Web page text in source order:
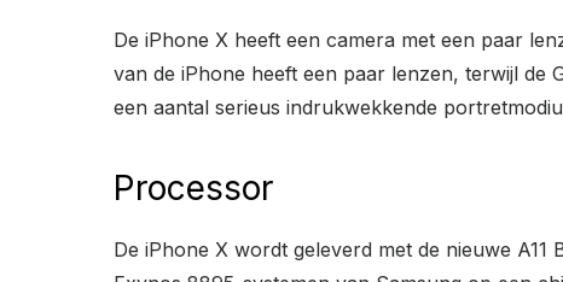
De iPhone X heeft een camera met een paar
van de iPhone heeft een paar lenzen, terwijl de
een aantal serieus indrukwekkende
Processor
De iPhone X wordt geleverd met de nieuwe